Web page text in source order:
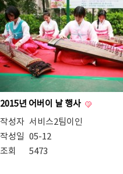
2015년 어버이 날 행사
작성자 서비스2팀이인
작성일 05-12
조회
5473